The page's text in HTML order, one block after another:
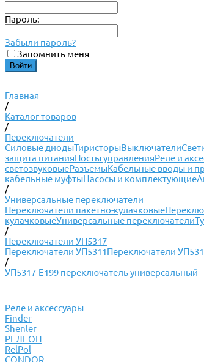
Пароль:
Забыли пароль?
Запомнить меня
Главная
/
Каталог товаров
/
Переключатели
Силовые диодыТиристорыВыключатели
защита питанияПосты управленияРеле и
светозвуковыеРазъемыКабельные вводы и
кабельные муфтыНасосы и комплектующие
/
Универсальные переключатели
Переключатели пакетно-кулачковые
кулачковыеУниверсальные переключатели
/
Переключатели УП5317
Переключатели УП5311Переключатели
/
УП5317-Е199 переключатель универсальный
Реле и аксессуары
Finder
Shenler
РЕЛЕОН
RelPol
CONDOR